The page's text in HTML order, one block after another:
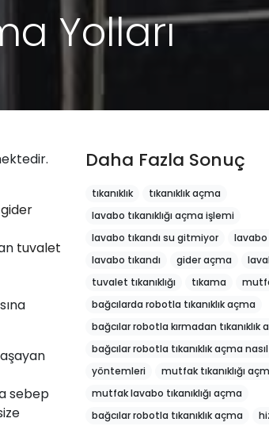
Yolları
gider
tuvalet
sebep
Daha Fazla Sonuç
tıkanıklık
tıkanıklık açma
lavabo tıkanıklığı açma işlemi
lavabo tıkandı su gitmiyor
lavabo
lavabo tıkandı
gider açma
tuvalet tıkanıklığı
tıkama
bağcılarda robotla tıkanıklık açma
bağcılar robotla kırmadan tıkanıklık
bağcılar robotla tıkanıklık açma nasıl
yöntemleri
mutfak tıkanıklığı
mutfak lavabo tıkanıklığı açma
bağcılar robotla tıkanıklık açma